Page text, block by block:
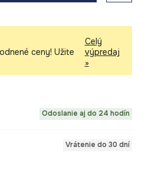
ceny! Užite
Celý
výpredaj
»
Odoslanie aj do 24 hodín
Vrátenie do 30 dní